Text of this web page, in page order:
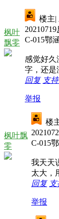
枫叶
飘零
楼主|
C-015鄂
感觉好久
字，还是
回复 支持
举报
枫叶飘
零
楼
C-015
我天天
太大，
回复
举报